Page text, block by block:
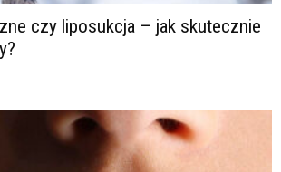
czy liposukcja – jak skutecznie